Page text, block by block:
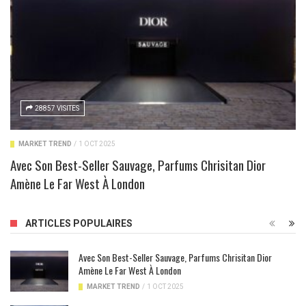
28857 VISITES
MARKET TREND / 1 OCT 2025
Avec Son Best-Seller Sauvage, Parfums Chrisitan Dior
Amène Le Far West À London
ARTICLES POPULAIRES
Avec Son Best-Seller Sauvage, Parfums Chrisitan Dior
Amène Le Far West À London
MARKET TREND / 1 OCT 2025